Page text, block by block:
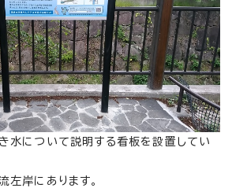
水について説明する看板を設置してい
左岸にあります。